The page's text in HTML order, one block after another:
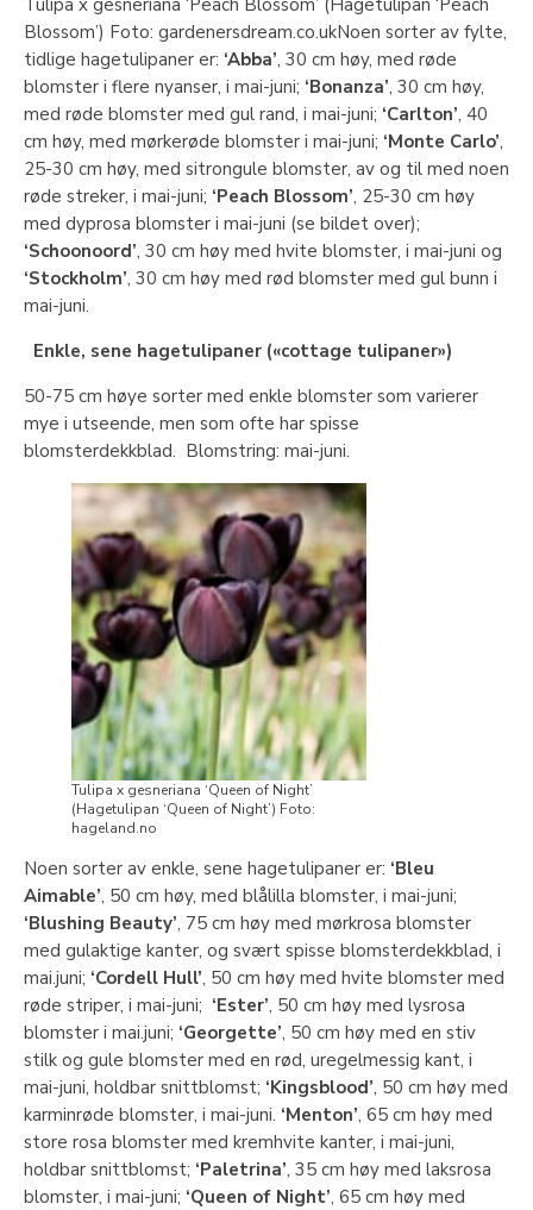
Tulipa x gesneriana ‘Peach Blossom’ (Hagetulipan ‘Peach
Blossom’) Foto: gardenersdream.co.ukNoen sorter av fylte,
tidlige hagetulipaner er: ‘Abba’, 30 cm høy, med røde
blomster i flere nyanser, i mai-juni; ‘Bonanza’, 30 cm høy,
med røde blomster med gul rand, i mai-juni; ‘Carlton’, 40
cm høy, med mørkerøde blomster i mai-juni; ‘Monte Carlo’,
25-30 cm høy, med sitrongule blomster, av og til med noen
røde streker, i mai-juni; ‘Peach Blossom’, 25-30 cm høy
med dyprosa blomster i mai-juni (se bildet over);
‘Schoonoord’, 30 cm høy med hvite blomster, i mai-juni og
‘Stockholm’, 30 cm høy med rød blomster med gul bunn i
mai-juni.
Enkle, sene hagetulipaner («cottage tulipaner»)
50-75 cm høye sorter med enkle blomster som varierer
mye i utseende, men som ofte har spisse
blomsterdekkblad. Blomstring: mai-juni.
Tulipa x gesneriana ‘Queen of Night’
(Hagetulipan ‘Queen of Night’) Foto:
hageland.no
Noen sorter av enkle, sene hagetulipaner er: ‘Bleu
Aimable’, 50 cm høy, med blålilla blomster, i mai-juni;
‘Blushing Beauty’, 75 cm høy med mørkrosa blomster
med gulaktige kanter, og svært spisse blomsterdekkblad, i
mai.juni; ‘Cordell Hull’, 50 cm høy med hvite blomster med
røde striper, i mai-juni; ‘Ester’, 50 cm høy med lysrosa
blomster i mai.juni; ‘Georgette’, 50 cm høy med en stiv
stilk og gule blomster med en rød, uregelmessig kant, i
mai-juni, holdbar snittblomst; ‘Kingsblood’, 50 cm høy med
karminrøde blomster, i mai-juni. ‘Menton’, 65 cm høy med
store rosa blomster med kremhvite kanter, i mai-juni,
holdbar snittblomst; ‘Paletrina’, 35 cm høy med laksrosa
blomster, i mai-juni; ‘Queen of Night’, 65 cm høy med